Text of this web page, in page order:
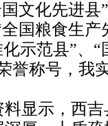
文化先进县
国粮食生
示范县”、
誉称号，我
显示，西